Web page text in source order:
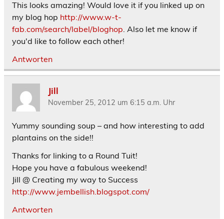
This looks amazing! Would love it if you linked up on
my blog hop http://www.w-t-
fab.com/search/label/bloghop. Also let me know if
you'd like to follow each other!
Antworten
Jill
November 25, 2012 um 6:15 a.m. Uhr
Yummy sounding soup – and how interesting to add
plantains on the side!!
Thanks for linking to a Round Tuit!
Hope you have a fabulous weekend!
Jill @ Creating my way to Success
http://www.jembellish.blogspot.com/
Antworten